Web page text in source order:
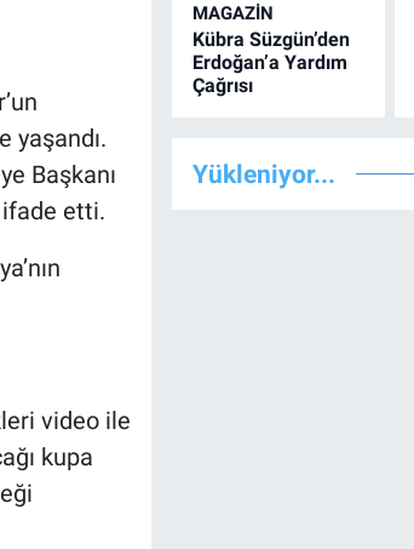
yaşandı.
Başkanı
ifade etti.
video ile
kupa
MAGAZİN
Kübra Süzgün’den
Erdoğan’a Yardım
Çağrısı
Yükleniyor...